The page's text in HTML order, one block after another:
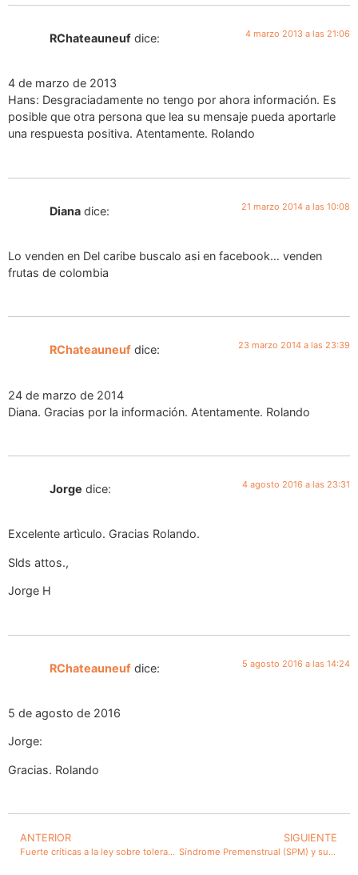
RChateauneuf dice: 4 marzo 2013 a las 21:06
4 de marzo de 2013
Hans: Desgraciadamente no tengo por ahora información. Es
posible que otra persona que lea su mensaje pueda aportarle
una respuesta positiva. Atentamente. Rolando
Diana dice: 21 marzo 2014 a las 10:08
Lo venden en Del caribe buscalo asi en facebook… venden
frutas de colombia
RChateauneuf dice: 23 marzo 2014 a las 23:39
24 de marzo de 2014
Diana. Gracias por la información. Atentamente. Rolando
Jorge dice: 4 agosto 2016 a las 23:31
Excelente artìculo. Gracias Rolando.
Slds attos.,
Jorge H
RChateauneuf dice: 5 agosto 2016 a las 14:24
5 de agosto de 2016
Jorge:
Gracias. Rolando
ANTERIOR
Fuerte críticas a la ley sobre tolerancia cero de ingesta de bebidas alcohólicas para el conductor. ¿No serán legislaciones improvisadas y demagógicas?
SIGUIENTE
Síndrome Premenstrual (SPM) y su manifestación severa (Disfórico). Notable tratamiento del doctor Jorge Lolas. La Salud Pública debiera abocarse al tema.